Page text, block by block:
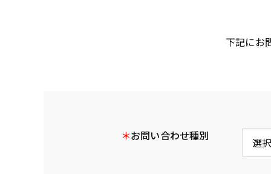
下記にお
＊お問い合わせ種別